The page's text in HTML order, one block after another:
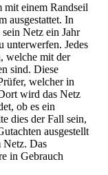
mit einem Randseil
ausgestattet. In
Netz ein Jahr
unterwerfen. Jedes
welche mit der
sind. Diese
welcher in
wird das Netz
ob es ein
dies der Fall sein,
ausgestellt
Netz. Das
in Gebrauch